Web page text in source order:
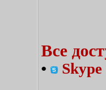
Все
•